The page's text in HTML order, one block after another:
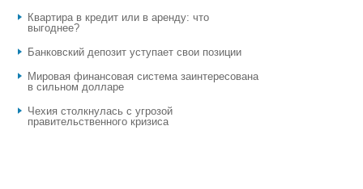
Квартира в кредит или в аренду: что
выгоднее?
​Банковский депозит уступает свои позиции
Мировая финансовая система заинтересована
в сильном долларе
Чехия столкнулась с угрозой
правительственного кризиса